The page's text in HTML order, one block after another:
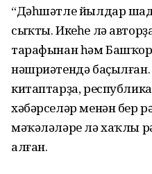
“Дәһшәтле йылдар
сыҡты. Икеһе лә
тарафынан һәм
нәшриәтендә
китаптарҙа,
хәбәрселәр менән бер
мәҡәләләре лә хаҡлы
алған.